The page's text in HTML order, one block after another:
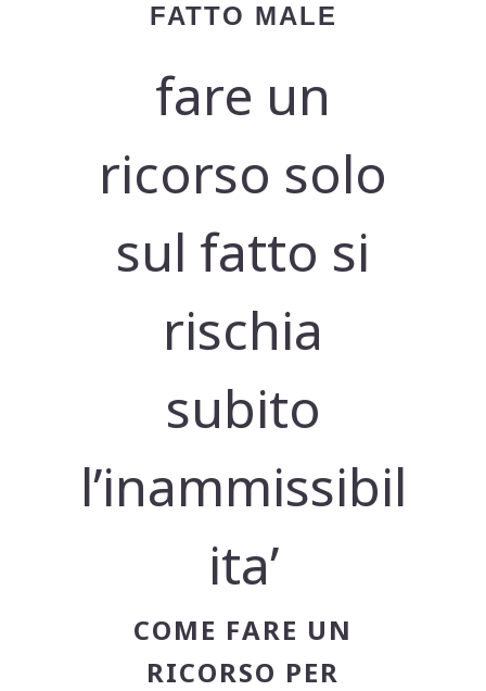
FATTO MALE
fare un
ricorso solo
sul fatto si
rischia
subito
l’inammissibil
ita’
COME FARE UN
RICORSO PER